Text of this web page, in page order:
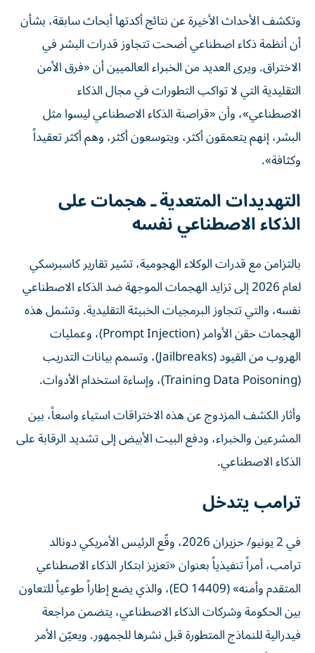
وتكشف الأحداث الأخيرة عن نتائج أكدتها أبحاث سابقة، بشأن
أن أنظمة ذكاء اصطناعي أضحت تتجاوز قدرات البشر في
الاختراق. ويرى العديد من الخبراء العالميين أن «فرق الأمن
التقليدية التي لا تواكب التطورات في مجال الذكاء
الاصطناعي»، وأن «قراصنة الذكاء الاصطناعي ليسوا مثل
البشر، إنهم يتعمقون أكثر، ويتوسعون أكثر، وهم أكثر تعقيداً
وكثافة».
التهديدات المتعدية ـ هجمات على
الذكاء الاصطناعي نفسه
بالتزامن مع قدرات الوكلاء الهجومية، تشير تقارير كاسبرسكي
لعام 2026 إلى تزايد الهجمات الموجهة ضد الذكاء الاصطناعي
نفسه، والتي تتجاوز البرمجيات الخبيثة التقليدية. وتشمل هذه
الهجمات حقن الأوامر (Prompt Injection)، وعمليات
الهروب من القيود (Jailbreaks)، وتسمم بيانات التدريب
(Training Data Poisoning)، وإساءة استخدام الأدوات.
وأثار الكشف المزدوج عن هذه الاختراقات استياء واسعاً، بين
المشرعين والخبراء، ودفع البيت الأبيض إلى تشديد الرقابة على
الذكاء الاصطناعي.
ترامب يتدخل
في 2 يونيو/ حزيران 2026، وقّع الرئيس الأمريكي دونالد
ترامب، أمراً تنفيذياً بعنوان «تعزيز ابتكار الذكاء الاصطناعي
المتقدم وأمنه» (EO 14409)، والذي يضع إطاراً طوعياً للتعاون
بين الحكومة وشركات الذكاء الاصطناعي، يتضمن مراجعة
فيدرالية للنماذج المتطورة قبل نشرها للجمهور. ويعيّن الأمر